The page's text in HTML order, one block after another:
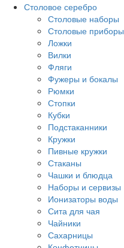
Столовое серебро
Столовые наборы
Столовые приборы
Ложки
Вилки
Фляги
Фужеры и бокалы
Рюмки
Стопки
Кубки
Подстаканники
Кружки
Пивные кружки
Стаканы
Чашки и блюдца
Наборы и сервизы
Ионизаторы воды
Сита для чая
Чайники
Сахарницы